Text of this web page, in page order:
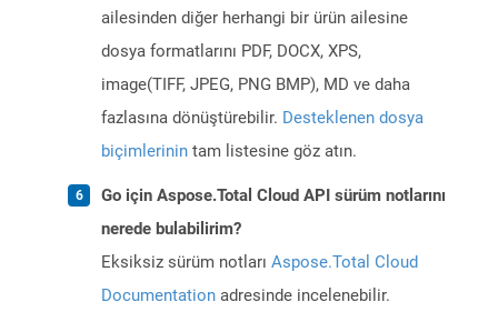
ailesinden diğer herhangi bir ürün ailesine
dosya formatlarını PDF, DOCX, XPS,
image(TIFF, JPEG, PNG BMP), MD ve daha
fazlasına dönüştürebilir. Desteklenen dosya
biçimlerinin tam listesine göz atın.
Go için Aspose.Total Cloud API sürüm notlarını
nerede bulabilirim?
Eksiksiz sürüm notları Aspose.Total Cloud
Documentation adresinde incelenebilir.